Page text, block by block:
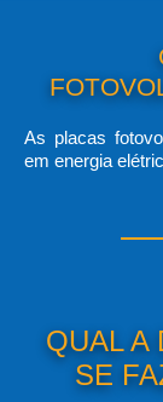
As placas
em energia
QUAL A
SE